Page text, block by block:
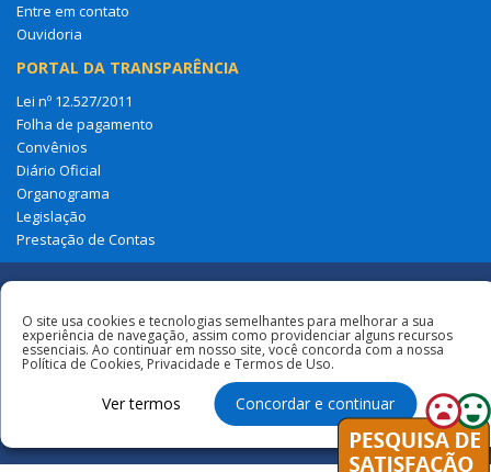
Entre em contato
Ouvidoria
PORTAL DA TRANSPARÊNCIA
Lei nº 12.527/2011
Folha de pagamento
Convênios
Diário Oficial
Organograma
Legislação
Prestação de Contas
Redes
Sociais
Todos os direitos reservados à Câmara
Municipal de Amapá Do Maranhão
O site usa cookies e tecnologias semelhantes para melhorar a sua
experiência de navegação, assim como providenciar alguns recursos
essenciais. Ao continuar em nosso site, você concorda com a nossa
Política de Cookies, Privacidade e Termos de Uso.
Ver termos Concordar e continuar